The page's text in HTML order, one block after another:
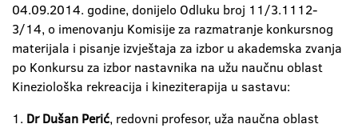
04.09.2014. godine, donijelo Odluku broj 11/3.1112-
3/14, o imenovanju Komisije za razmatranje konkursnog
materijala i pisanje izvještaja za izbor u akademska zvanja
po Konkursu za izbor nastavnika na užu naučnu oblast
Kineziološka rekreacija i kineziterapija u sastavu:
1. Dr Dušan Perić, redovni profesor, uža naučna oblast